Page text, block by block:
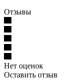
Отзывы
Нет оценок
Оставить отзыв